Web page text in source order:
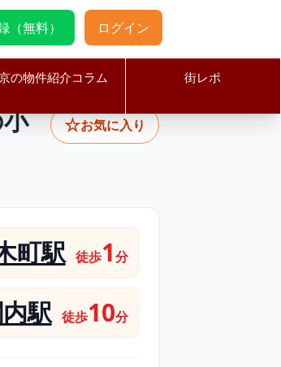
（無料） ログイン
の物件紹介コラム 街レポ
小型ラーメン店居抜き店舗・ワンオペ検討可
☆お気に入り
町駅 徒歩1分
駅 徒歩10分